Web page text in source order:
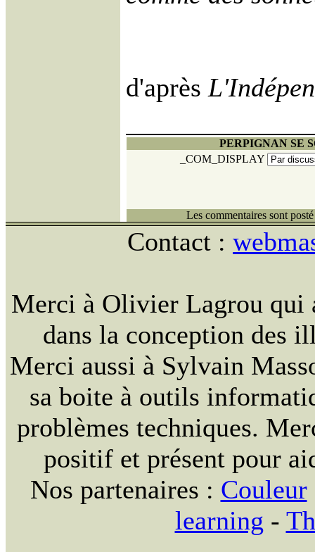
d'après
PERPIGNAN SE
_COM_DISPLAY
Les commentaires sont
Contact :
Merci à Olivier Lagrou qui
dans la conception des
Merci aussi à Sylvain
sa boite à outils
problèmes techniques.
positif et présent pour
Nos partenaires : Couleur
learning -